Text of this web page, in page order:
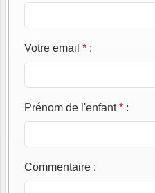
Votre email * :
Prénom de l'enfant* :
Commentaire :